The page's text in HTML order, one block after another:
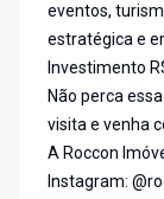
eventos,
estratégica e
Investimento
Não perca
visita e venha
A Roccon
Instagram: